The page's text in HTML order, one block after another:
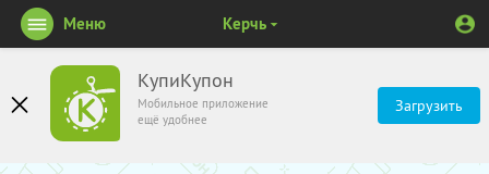
КупиКупон
Мобильное приложение
ещё удобнее
Загрузить
Меню Керчь